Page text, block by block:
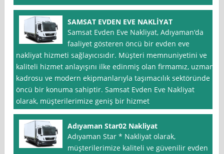
SAMSAT EVDEN EVE NAKLİYAT
Samsat Evden Eve Nakliyat, Adıyaman‘da
faaliyet gösteren öncü bir evden eve
nakliyat hizmeti sağlayıcısıdır. Müşteri memnuniyetini ve
kaliteli hizmet anlayışını ilke edinmiş olan firmamız, uzman
kadrosu ve modern ekipmanlarıyla taşımacılık sektöründe
öncü bir konuma sahiptir. Samsat Evden Eve Nakliyat
olarak, müşterilerimize geniş bir hizmet
Adıyaman Star02 Nakliyat
Adıyaman Star * Nakliyat olarak,
müşterilerimize kaliteli ve güvenilir evden